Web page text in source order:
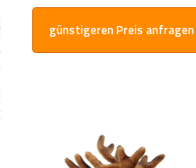
günstigeren Preis anfragen